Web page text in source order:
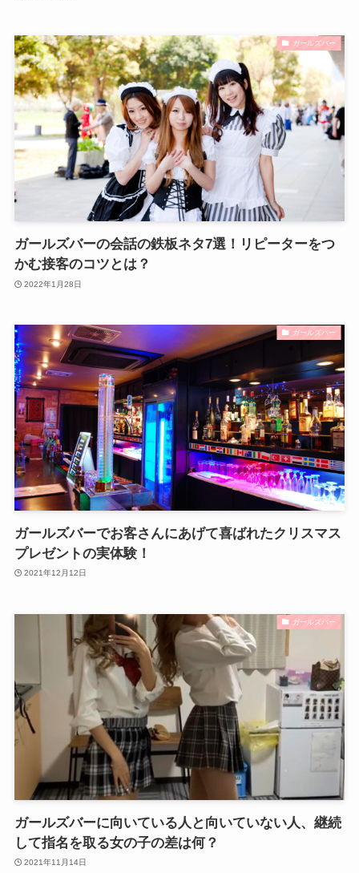
ガールズバー
ガールズバーの会話の鉄板ネタ7選！リピーターをつ
かむ接客のコツとは？
2022年1月28日
ガールズバー
ガールズバーでお客さんにあげて喜ばれたクリスマス
プレゼントの実体験！
2021年12月12日
ガールズバー
ガールズバーに向いている人と向いていない人、継続
して指名を取る女の子の差は何？
2021年11月14日